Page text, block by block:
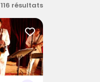
116 résultats